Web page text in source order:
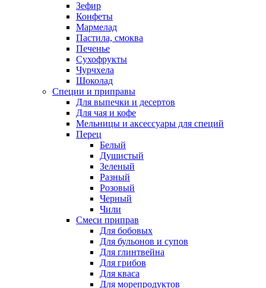
Зефир
Конфеты
Мармелад
Пастила, смоква
Печенье
Сухофрукты
Чурчхела
Шоколад
Специи и приправы
Для выпечки и десертов
Для чая и кофе
Мельницы и аксессуары для специй
Перец
Белый
Душистый
Зеленый
Разный
Розовый
Черный
Чили
Смеси приправ
Для бобовых
Для бульонов и супов
Для глинтвейна
Для грибов
Для кваса
Для морепродуктов